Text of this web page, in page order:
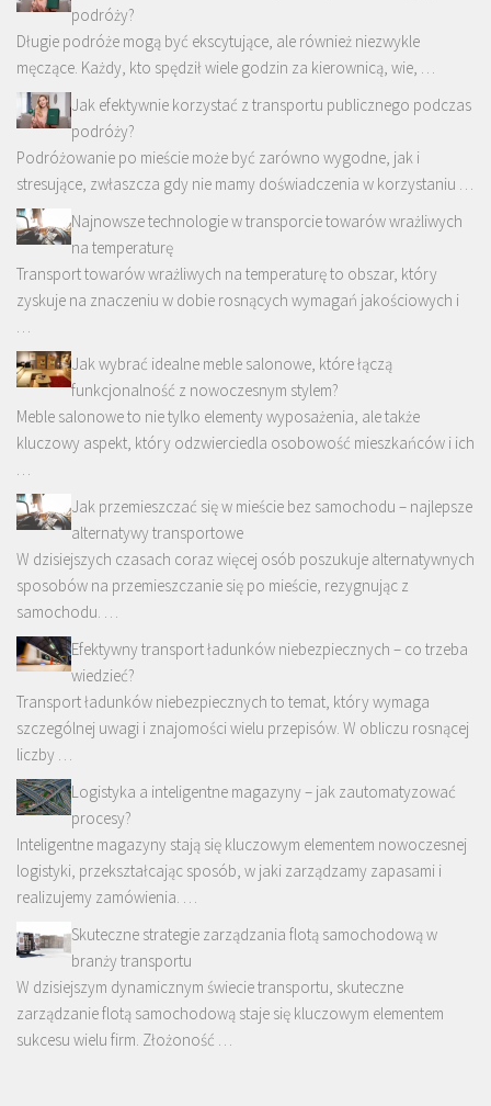
podróży?
Długie podróże mogą być ekscytujące, ale również niezwykle
męczące. Każdy, kto spędził wiele godzin za kierownicą, wie, …
Jak efektywnie korzystać z transportu publicznego podczas
podróży?
Podróżowanie po mieście może być zarówno wygodne, jak i
stresujące, zwłaszcza gdy nie mamy doświadczenia w korzystaniu …
Najnowsze technologie w transporcie towarów wrażliwych
na temperaturę
Transport towarów wrażliwych na temperaturę to obszar, który
zyskuje na znaczeniu w dobie rosnących wymagań jakościowych i
Jak wybrać idealne meble salonowe, które łączą
funkcjonalność z nowoczesnym stylem?
Meble salonowe to nie tylko elementy wyposażenia, ale także
kluczowy aspekt, który odzwierciedla osobowość mieszkańców i ich
Jak przemieszczać się w mieście bez samochodu – najlepsze
alternatywy transportowe
W dzisiejszych czasach coraz więcej osób poszukuje alternatywnych
sposobów na przemieszczanie się po mieście, rezygnując z
samochodu. …
Efektywny transport ładunków niebezpiecznych – co trzeba
wiedzieć?
Transport ładunków niebezpiecznych to temat, który wymaga
szczególnej uwagi i znajomości wielu przepisów. W obliczu rosnącej
liczby …
Logistyka a inteligentne magazyny – jak zautomatyzować
procesy?
Inteligentne magazyny stają się kluczowym elementem nowoczesnej
logistyki, przekształcając sposób, w jaki zarządzamy zapasami i
realizujemy zamówienia. …
Skuteczne strategie zarządzania flotą samochodową w
branży transportu
W dzisiejszym dynamicznym świecie transportu, skuteczne
zarządzanie flotą samochodową staje się kluczowym elementem
sukcesu wielu firm. Złożoność …